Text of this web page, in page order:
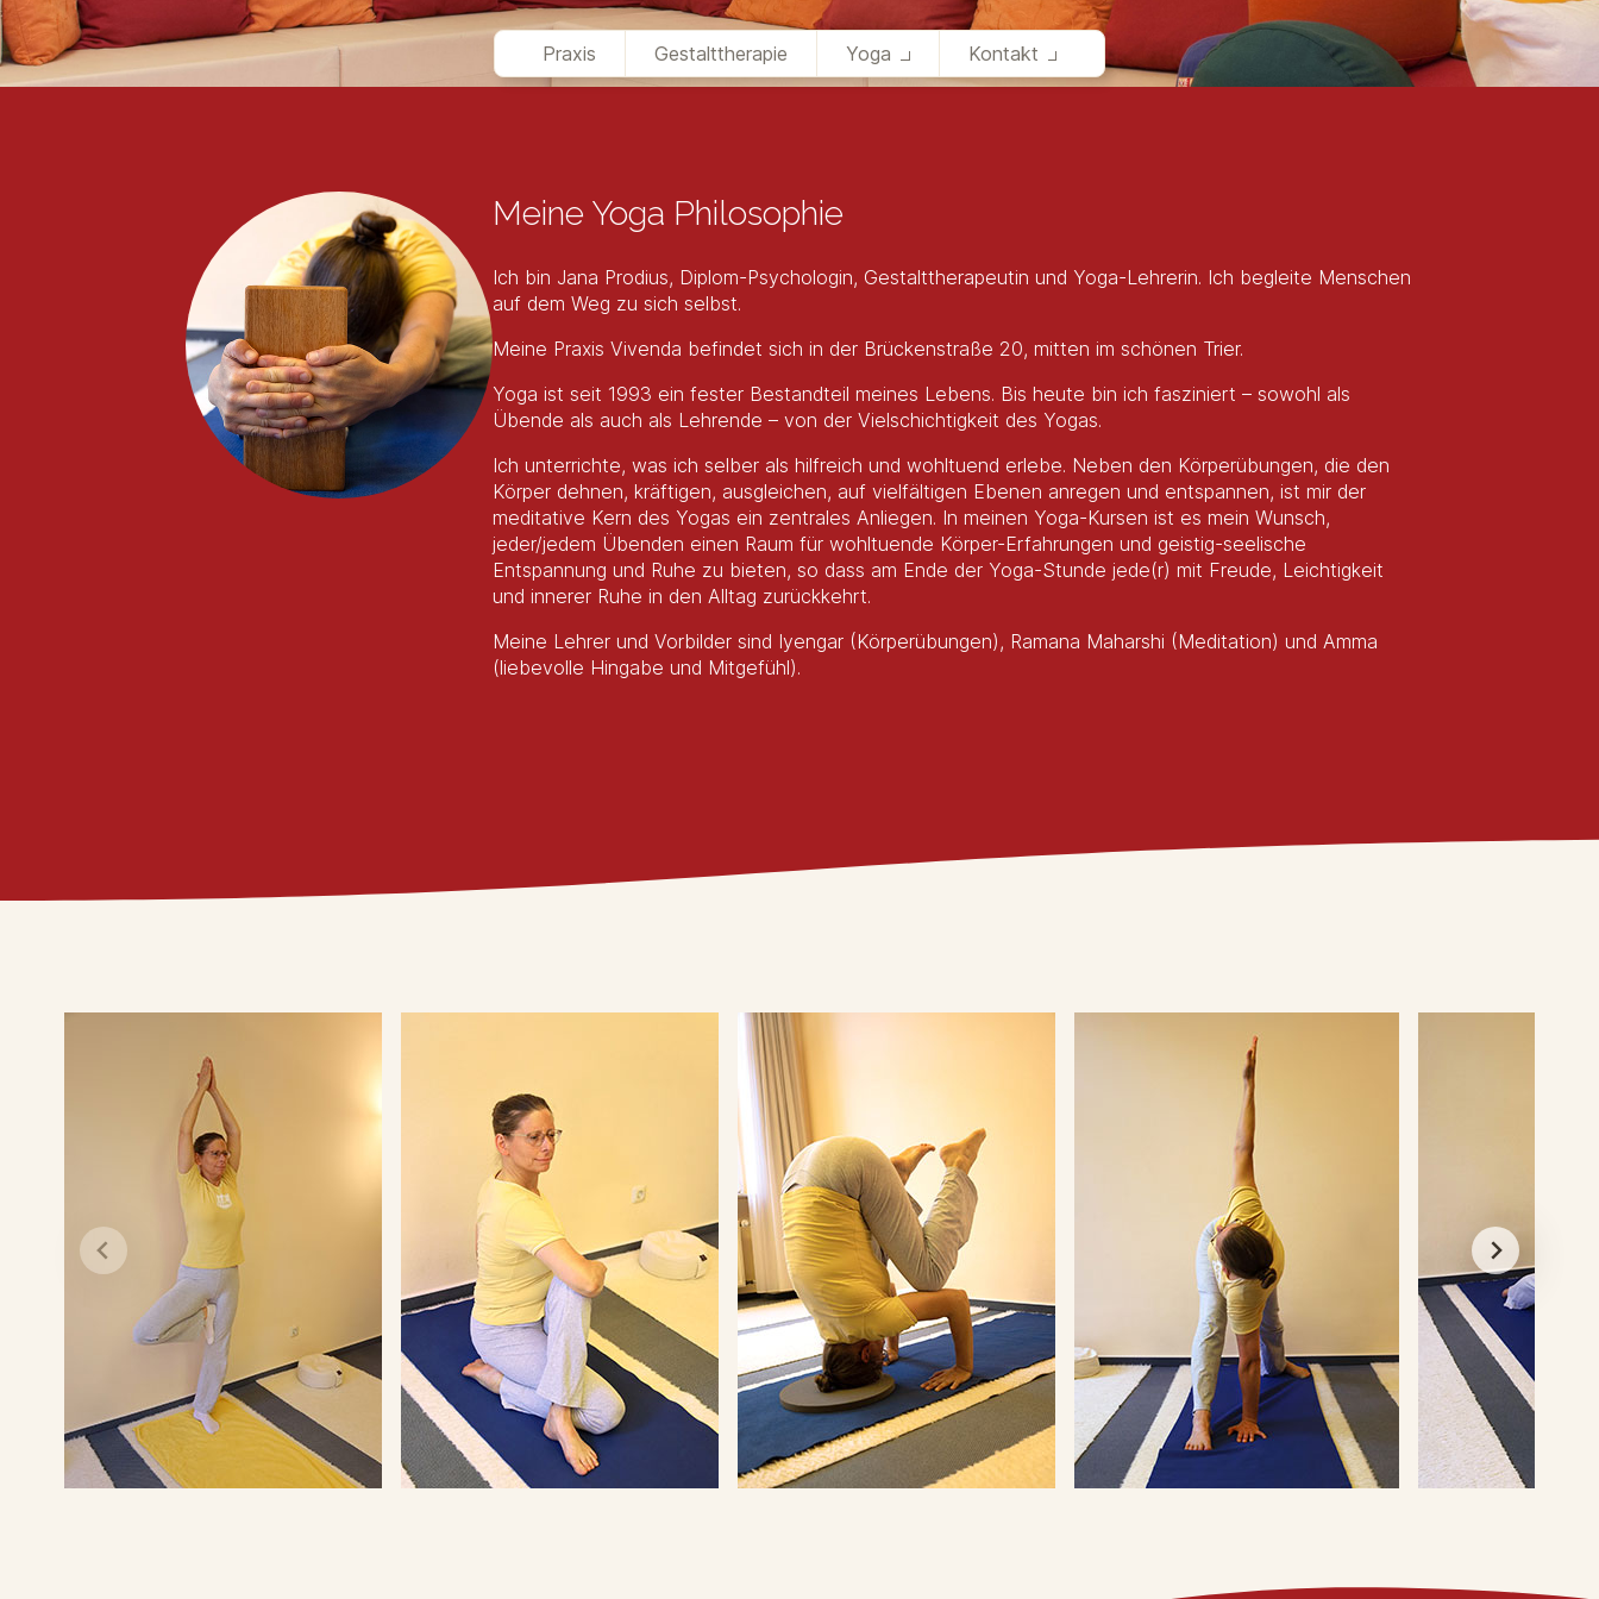
Praxis Gestalttherapie Yoga
Meine Yoga-Philosophie
Kontakt
Meine Yoga Philosophie
Ich bin Jana Prodius, Diplom-Psychologin, Gestalttherapeutin und Yoga-Lehrerin. Ich begleite Menschen
auf dem Weg zu sich selbst.
Meine Praxis Vivenda befindet sich in der Brückenstraße 20, mitten im schönen Trier.
Yoga ist seit 1993 ein fester Bestandteil meines Lebens. Bis heute bin ich fasziniert – sowohl als
Übende als auch als Lehrende – von der Vielschichtigkeit des Yogas.
Ich unterrichte, was ich selber als hilfreich und wohltuend erlebe. Neben den Körperübungen, die den
Körper dehnen, kräftigen, ausgleichen, auf vielfältigen Ebenen anregen und entspannen, ist mir der
meditative Kern des Yogas ein zentrales Anliegen. In meinen Yoga-Kursen ist es mein Wunsch,
jeder/jedem Übenden einen Raum für wohltuende Körper-Erfahrungen und geistig-seelische
Entspannung und Ruhe zu bieten, so dass am Ende der Yoga-Stunde jede(r) mit Freude, Leichtigkeit
und innerer Ruhe in den Alltag zurückkehrt.
Meine Lehrer und Vorbilder sind Iyengar (Körperübungen), Ramana Maharshi (Meditation) und Amma
(liebevolle Hingabe und Mitgefühl).